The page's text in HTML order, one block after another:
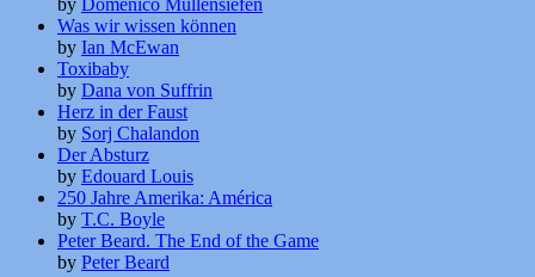
by Domenico Müllensiefen
Was wir wissen können
by Ian McEwan
Toxibaby
by Dana von Suffrin
Herz in der Faust
by Sorj Chalandon
Der Absturz
by Edouard Louis
250 Jahre Amerika: América
by T.C. Boyle
Peter Beard. The End of the Game
by Peter Beard